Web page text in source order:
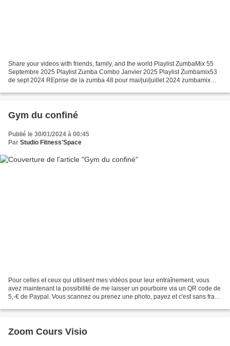
Share your videos with friends, family, and the world Playlist ZumbaMix 55
Septembre 2025 Playlist Zumba Combo Janvier 2025 Playlist Zumbamix53
de sept 2024 REprise de la zumba 48 pour mai/jui/juillet 2024 zumbamix
Gym du confiné
Publié le 30/01/2024 à 00:45
Par Studio Fitness'Space
Pour celles et ceux qui utilisent mes vidéos pour leur entraînement, vous
avez maintenant la possibilité de me laisser un pourboire via un QR code de
5,-€ de Paypal. Vous scannez ou prenez une photo, payez et c'est sans frais
Zoom Cours Visio